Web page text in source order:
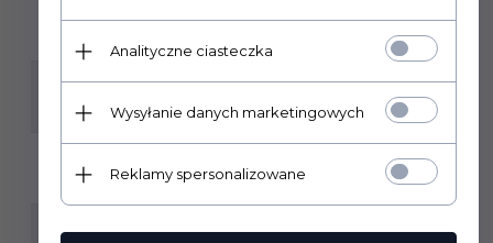
ILOŚĆ M2 W OPAKOWANIU:
Analityczne ciasteczka
Wysyłanie danych marketingowych
Reklamy spersonalizowane